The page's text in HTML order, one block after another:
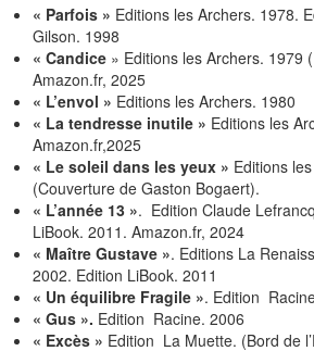
« Parfois » Editions les Archers. 1978.
Gilson. 1998
« Candice » Editions les Archers. 1979
Amazon.fr, 2025
« L’envol » Editions les Archers. 1980
« La tendresse inutile » Editions les
Amazon.fr,2025
« Le soleil dans les yeux » Editions
(Couverture de Gaston Bogaert).
« L’année 13 ». Edition Claude
LiBook. 2011. Amazon.fr, 2024
« Maître Gustave ». Editions La
2002. Edition LiBook. 2011
« Un équilibre Fragile ». Edition
« Gus ». Edition Racine. 2006
« Excès » Edition La Muette. (Bord de